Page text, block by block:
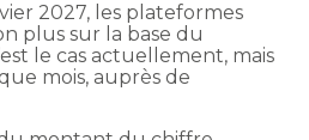
2027, les plateformes
plus sur la base du
le cas actuellement, mais
mois, auprès de